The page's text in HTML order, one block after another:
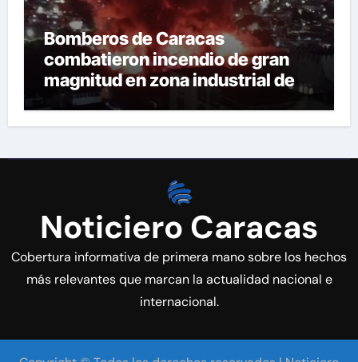
Bomberos de Caracas
combatieron incendio de gran
magnitud en zona industrial de El
Llanito
Noticiero Caracas
Cobertura informativa de primera mano sobre los hechos
más relevantes que marcan la actualidad nacional e
internacional.